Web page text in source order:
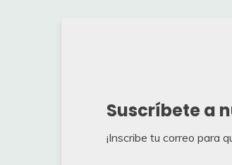
Suscríbete a
¡Inscribe tu correo para